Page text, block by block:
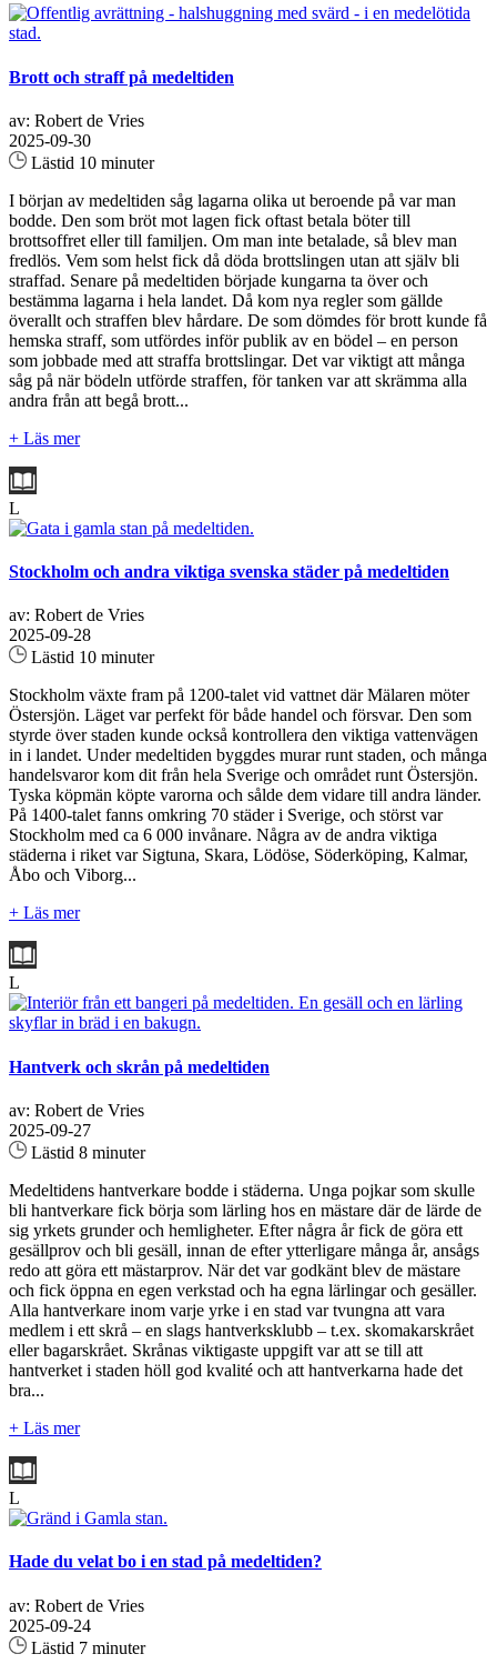
Brott och straff på medeltiden
av: Robert de Vries
2025-09-30
Lästid 10 minuter
I början av medeltiden såg lagarna olika ut beroende på var man
bodde. Den som bröt mot lagen fick oftast betala böter till
brottsoffret eller till familjen. Om man inte betalade, så blev man
fredlös. Vem som helst fick då döda brottslingen utan att själv bli
straffad. Senare på medeltiden började kungarna ta över och
bestämma lagarna i hela landet. Då kom nya regler som gällde
överallt och straffen blev hårdare. De som dömdes för brott kunde få
hemska straff, som utfördes inför publik av en bödel – en person
som jobbade med att straffa brottslingar. Det var viktigt att många
såg på när bödeln utförde straffen, för tanken var att skrämma alla
andra från att begå brott...
+ Läs mer
L
Stockholm och andra viktiga svenska städer på medeltiden
av: Robert de Vries
2025-09-28
Lästid 10 minuter
Stockholm växte fram på 1200‑talet vid vattnet där Mälaren möter
Östersjön. Läget var perfekt för både handel och försvar. Den som
styrde över staden kunde också kontrollera den viktiga vattenvägen
in i landet. Under medeltiden byggdes murar runt staden, och många
handelsvaror kom dit från hela Sverige och området runt Östersjön.
Tyska köpmän köpte varorna och sålde dem vidare till andra länder.
På 1400-talet fanns omkring 70 städer i Sverige, och störst var
Stockholm med ca 6 000 invånare. Några av de andra viktiga
städerna i riket var Sigtuna, Skara, Lödöse, Söderköping, Kalmar,
Åbo och Viborg...
+ Läs mer
L
Hantverk och skrån på medeltiden
av: Robert de Vries
2025-09-27
Lästid 8 minuter
Medeltidens hantverkare bodde i städerna. Unga pojkar som skulle
bli hantverkare fick börja som lärling hos en mästare där de lärde de
sig yrkets grunder och hemligheter. Efter några år fick de göra ett
gesällprov och bli gesäll, innan de efter ytterligare många år, ansågs
redo att göra ett mästarprov. När det var godkänt blev de mästare
och fick öppna en egen verkstad och ha egna lärlingar och gesäller.
Alla hantverkare inom varje yrke i en stad var tvungna att vara
medlem i ett skrå – en slags hantverksklubb – t.ex. skomakarskrået
eller bagarskrået. Skrånas viktigaste uppgift var att se till att
hantverket i staden höll god kvalité och att hantverkarna hade det
bra...
+ Läs mer
L
Hade du velat bo i en stad på medeltiden?
av: Robert de Vries
2025-09-24
Lästid 7 minuter